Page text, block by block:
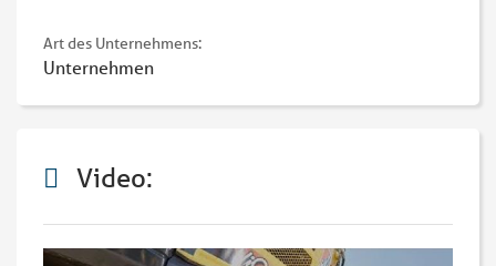
Art des Unternehmens:
Unternehmen
Video: